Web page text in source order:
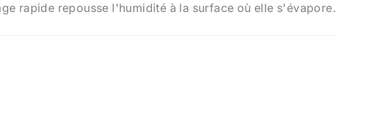
rapide repousse l'humidité à la surface où elle s'évapore.